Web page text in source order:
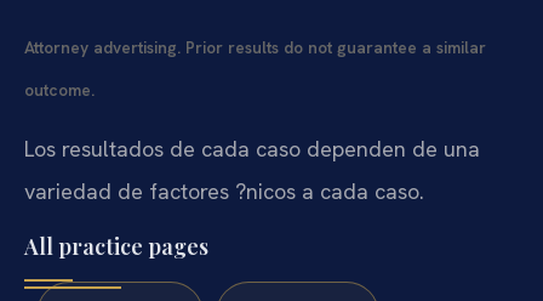
Attorney advertising. Prior results do not guarantee a similar
outcome.
Los resultados de cada caso dependen de una
variedad de factores ?nicos a cada caso.
All practice pages